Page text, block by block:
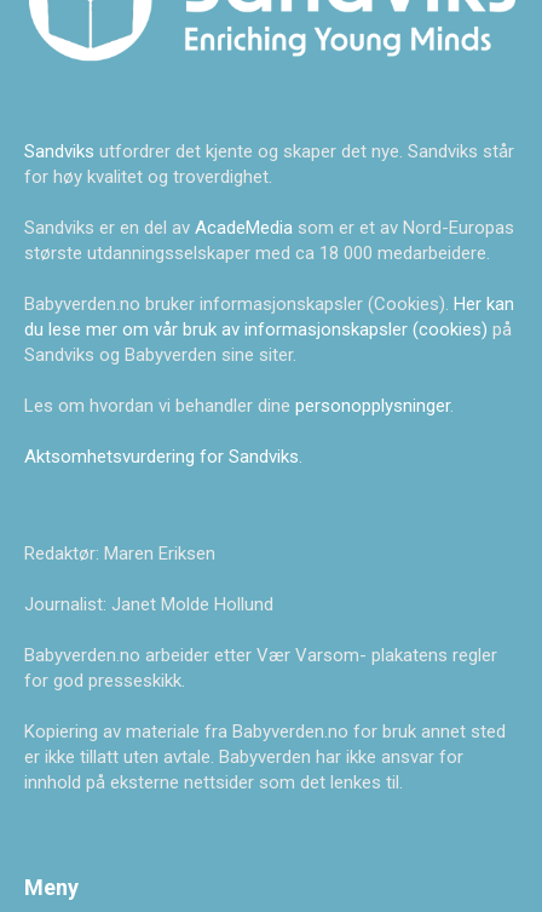
Sandviks utfordrer det kjente og skaper det nye. Sandviks står
for høy kvalitet og troverdighet.
Sandviks er en del av AcadeMedia som er et av Nord-Europas
største utdanningsselskaper med ca 18 000 medarbeidere.
Babyverden.no bruker informasjonskapsler (Cookies). Her kan
du lese mer om vår bruk av informasjonskapsler (cookies) på
Sandviks og Babyverden sine siter.
Les om hvordan vi behandler dine personopplysninger.
Aktsomhetsvurdering for Sandviks.
Redaktør: Maren Eriksen
Journalist: Janet Molde Hollund
Babyverden.no arbeider etter Vær Varsom- plakatens regler
for god presseskikk.
Kopiering av materiale fra Babyverden.no for bruk annet sted
er ikke tillatt uten avtale. Babyverden har ikke ansvar for
innhold på eksterne nettsider som det lenkes til.
Meny